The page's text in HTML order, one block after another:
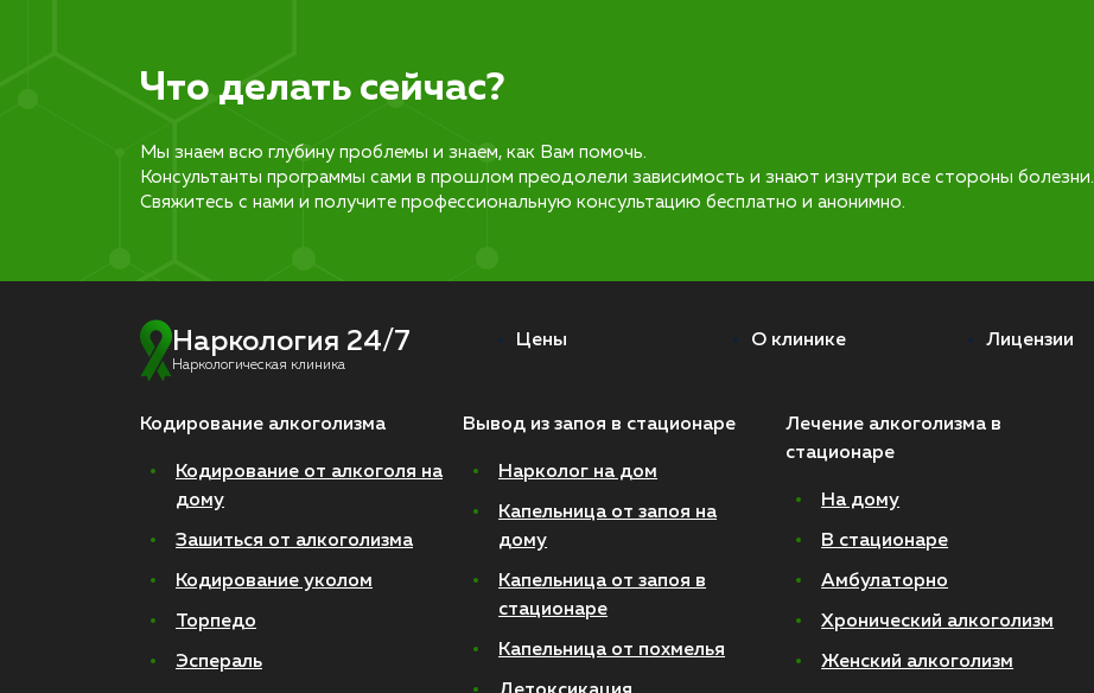
Что делать сейчас?
Мы знаем всю глубину проблемы и знаем, как Вам помочь.
Консультанты программы сами в прошлом преодолели зависимость и знают изнутри все стороны болезни.
Свяжитесь с нами и получите профессиональную консультацию бесплатно и анонимно.
Наркология 24/7
Наркологическая клиника
Цены О клинике Лицензии
Кодирование алкоголизма
Кодирование от алкоголя на
дому
Зашиться от алкоголизма
Кодирование уколом
Торпедо
Эспераль
Вывод из запоя в стационаре
Нарколог на дом
Капельница от запоя на
дому
Капельница от запоя в
стационаре
Капельница от похмелья
Лечение алкоголизма в
стационаре
На дому
В стационаре
Амбулаторно
Хронический алкоголизм
Женский алкоголизм